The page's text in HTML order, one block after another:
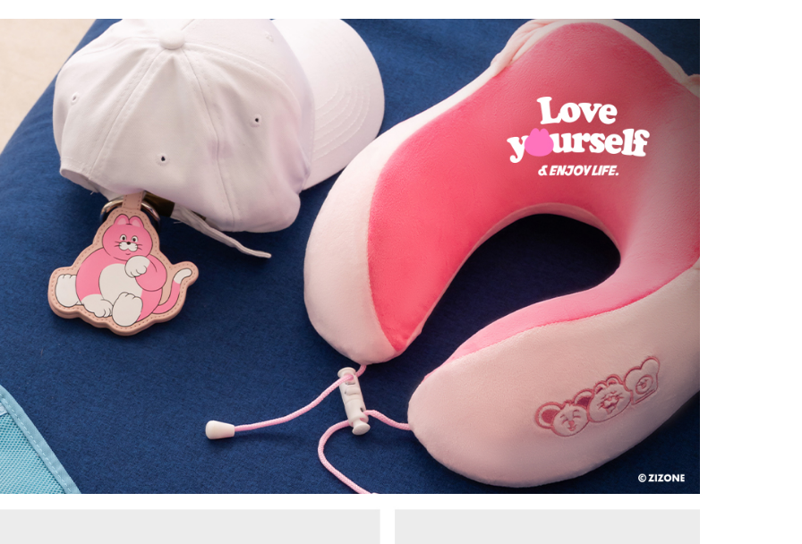
帳／街口支付／iPASS MONEY」等通路繳費。
【注意事項】
1.本服務係由「台灣大哥大股份有限公司」（以下簡稱本公司）所提供，讓
用戶於交易時，得透過本服務購買商品或服務，並由商店將買賣／分期付
款買賣價金債權讓與本公司後，依約使用本公司帳單繳交帳款。
2.基於同意付款使用「大哥付你分期」之契約關係目的，商店將以您的個人
資料（包含姓名、電話或地址）提供予台灣大哥大進項蒐集、處理及利
用，由本公司與您本人進行分期帳單所需資料之確認、核對及更正。
3.完整用戶服務條款，請詳閱以下連結：https://oppay.tw/userRule
每筆NT$80，滿NT$1,500(含以上)免運費
付款後萊爾富取貨
每筆NT$80，滿NT$1,500(含以上)免運費
7-11取貨付款
每筆NT$80，滿NT$1,500(含以上)免運費
付款後7-11取貨
每筆NT$80，滿NT$1,500(含以上)免運費
宅配（無提供外島）
每筆NT$100，滿NT$1,500(含以上)免運費
每筆NT$100，滿NT$1,500(含以上)免運費
付款後門市自取
免運費
海外順豐配送 查看運費